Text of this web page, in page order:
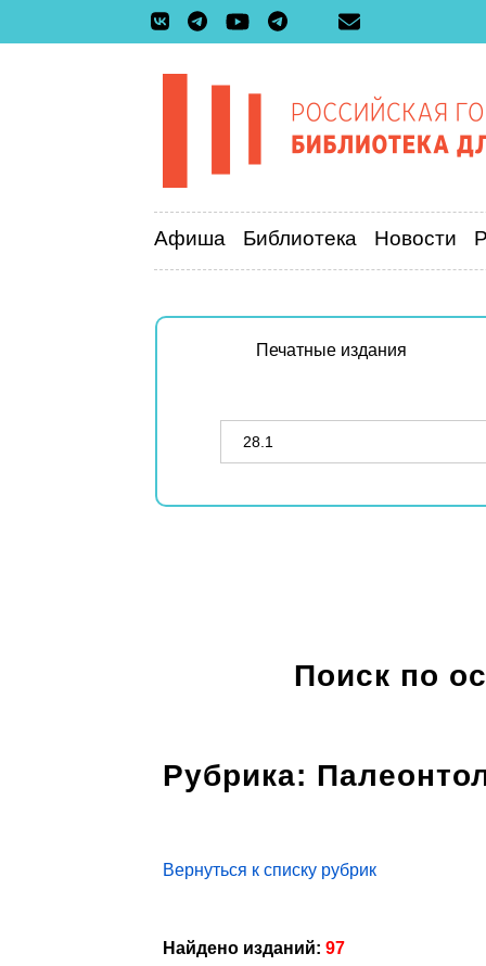
Афиша Библиотека Новости
Печатные издания
Поиск по
Рубрика:
Вернуться к списку рубрик
Найдено изданий: 97